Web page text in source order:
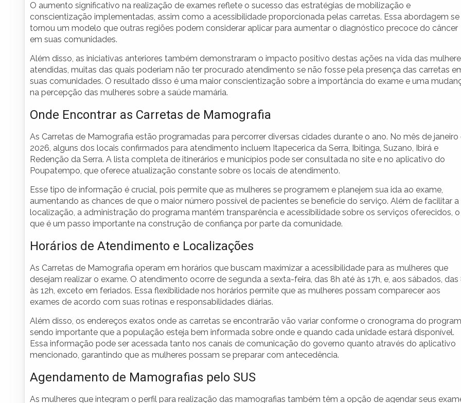
O aumento significativo na realização de exames reflete o sucesso das estratégias de mobilização e
conscientização implementadas, assim como a acessibilidade proporcionada pelas carretas. Essa abordagem se
tornou um modelo que outras regiões podem considerar aplicar para aumentar o diagnóstico precoce do câncer
em suas comunidades.
Além disso, as iniciativas anteriores também demonstraram o impacto positivo destas ações na vida das
atendidas, muitas das quais poderiam não ter procurado atendimento se não fosse pela presença das carretas
suas comunidades. O resultado disso é uma maior conscientização sobre a importância do exame e uma
na percepção das mulheres sobre a saúde mamária.
Onde Encontrar as Carretas de Mamografia
As Carretas de Mamografia estão programadas para percorrer diversas cidades durante o ano. No mês de janeiro
2026, alguns dos locais confirmados para atendimento incluem Itapecerica da Serra, Ibitinga, Suzano, Ibirá e
Redenção da Serra. A lista completa de itinerários e municípios pode ser consultada no site e no aplicativo do
Poupatempo, que oferece atualização constante sobre os locais de atendimento.
Esse tipo de informação é crucial, pois permite que as mulheres se programem e planejem sua ida ao exame,
aumentando as chances de que o maior número possível de pacientes se beneficie do serviço. Além de facilitar a
localização, a administração do programa mantém transparência e acessibilidade sobre os serviços oferecidos, o
que é um passo importante na construção de confiança por parte da comunidade.
Horários de Atendimento e Localizações
As Carretas de Mamografia operam em horários que buscam maximizar a acessibilidade para as mulheres que
desejam realizar o exame. O atendimento ocorre de segunda a sexta-feira, das 8h até às 17h, e, aos sábados, das
às 12h, exceto em feriados. Essa flexibilidade nos horários permite que as mulheres possam comparecer aos
exames de acordo com suas rotinas e responsabilidades diárias.
Além disso, os endereços exatos onde as carretas se encontrarão vão variar conforme o cronograma do
sendo importante que a população esteja bem informada sobre onde e quando cada unidade estará disponível.
Essa informação pode ser acessada tanto nos canais de comunicação do governo quanto através do aplicativo
mencionado, garantindo que as mulheres possam se preparar com antecedência.
Agendamento de Mamografias pelo SUS
As mulheres que integram o perfil para realização das mamografias também têm a opção de agendar seus